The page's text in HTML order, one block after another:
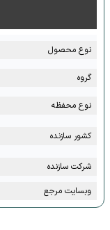
نوع محصول
گروه
نوع محفظه
کشور سازنده
شرکت سازنده
وبسایت مرجع